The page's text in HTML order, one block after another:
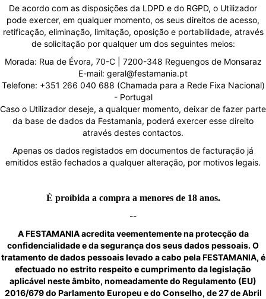
De acordo com as disposições da LDPD e do RGPD, o Utilizador
pode exercer, em qualquer momento, os seus direitos de acesso,
retificação, eliminação, limitação, oposição e portabilidade, através
de solicitação por qualquer um dos seguintes meios:
Morada: Rua de Évora, 70-C | 7200-348 Reguengos de Monsaraz
E-mail: geral@festamania.pt
Telefone: +351 266 040 688 (Chamada para a Rede Fixa Nacional)
- Portugal
Caso o Utilizador deseje, a qualquer momento, deixar de fazer parte
da base de dados da Festamania, poderá exercer esse direito
através destes contactos.
Apenas os dados registados em documentos de facturação já
emitidos estão fechados a qualquer alteração, por motivos legais.
É proíbida a compra a menores de 18 anos.
--
A FESTAMANIA acredita veementemente na protecção da
confidencialidade e da segurança dos seus dados pessoais. O
tratamento de dados pessoais levado a cabo pela FESTAMANIA, é
efectuado no estrito respeito e cumprimento da legislação
aplicável neste âmbito, nomeadamente do Regulamento (EU)
2016/679 do Parlamento Europeu e do Conselho, de 27 de Abril